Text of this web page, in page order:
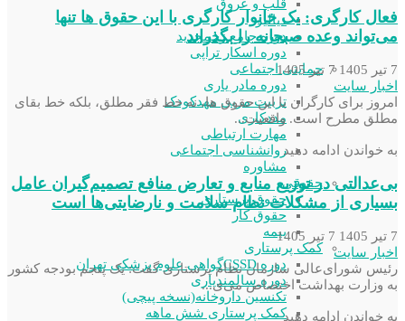
قلب و عروق
دیالیز
دوره جامع زخمجدید
دوره اسکار تراپی
حمایتی اجتماعی
دوره مادر یاری
تربیت مربی مهدکودک
مددکاری
مهارت ارتباطی
روانشناسی اجتماعی
مشاوره
حقوقی
حقوق پرستاری
حقوق کار
بیمه
کمک پرستاری
دوره CSSD
گواهی علوم پزشکی تهران
دوره سالمندیاری
تکنسین داروخانه(نسخه پیچی)
کمک پرستاری شش ماهه
فعال کارگری: یک خانوار کارگری با این حقوق ها تنها
می‌تواند وعده صبحانه را بگذراند
7 تیر 1405
7 تیر 1405
اخبار سایت
امروز برای کارگران با این حقوق‌ ها، نه خط فقر مطلق، بلکه خط بقای
مطلق مطرح است. واقعیت...
به خواندن ادامه دهید
بی‌عدالتی در توزیع منابع و تعارض منافع تصمیم‌گیران عامل
بسیاری از مشکلات نظام سلامت و نارضایتی‌ها است
7 تیر 1405
7 تیر 1405
اخبار سایت
رئیس شورای‌عا‌لی سازمان نظام پرستاری گفت: یک پنجم بودجه کشور
به وزارت بهداشت اختصاص می‌ی...
به خواندن ادامه دهید